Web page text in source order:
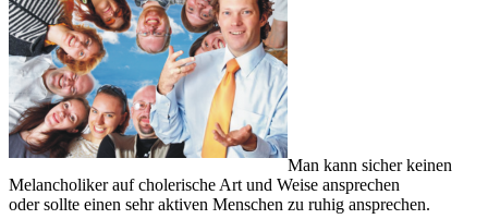
Man kann sicher keinen
Melancholiker auf cholerische Art und Weise ansprechen
oder sollte einen sehr aktiven Menschen zu ruhig ansprechen.